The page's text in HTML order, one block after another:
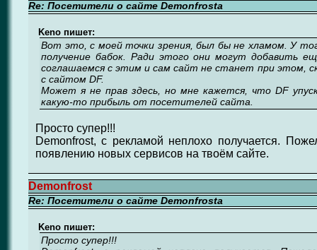
Re: Посетители о сайте Demonfrosta
Keno пишет:
Вот это, с моей точки зрения, был бы не хламом. У
получение бабок. Ради этого они могут добавить
соглашаемся с этим и сам сайт не станет при этом,
с сайтом DF.
Может я не прав здесь, но мне кажется, что DF
какую-то прибыль от посетителей сайта.
Просто супер!!!
Demonfrost, с рекламой неплохо получается.
появлению новых сервисов на твоём сайте.
Demonfrost
Re: Посетители о сайте Demonfrosta
Keno пишет:
Просто супер!!!